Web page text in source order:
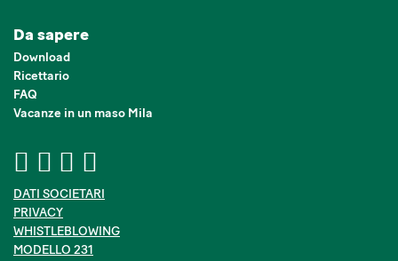
Da sapere
Download
Ricettario
FAQ
Vacanze in un maso Mila
DATI SOCIETARI
PRIVACY
WHISTLEBLOWING
MODELLO 231